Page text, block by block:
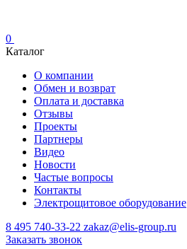
0
Каталог
О компании
Обмен и возврат
Оплата и доставка
Отзывы
Проекты
Партнеры
Видео
Новости
Частые вопросы
Контакты
Электрощитовое оборудование
8 495 740-33-22 zakaz@elis-group.ru
Заказать звонок